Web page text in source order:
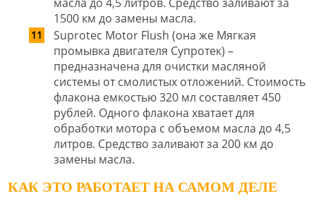
1500 км до замены масла.
Suprotec Motor Flush (она же Мягкая
промывка двигателя Супротек) –
предназначена для очистки масляной
системы от смолистых отложений. Стоимость
флакона емкостью 320 мл составляет 450
рублей. Одного флакона хватает для
обработки мотора с объемом масла до 4,5
литров. Средство заливают за 200 км до
замены масла.
КАК ЭТО РАБОТАЕТ НА САМОМ ДЕЛЕ